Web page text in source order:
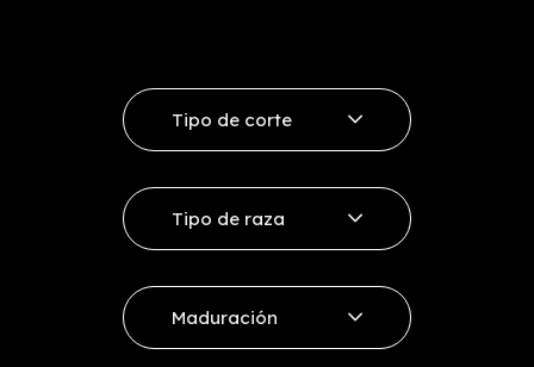
Tipo de corte
Tipo de raza
Maduración